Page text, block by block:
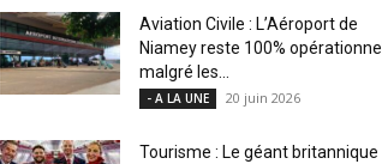
Aviation Civile : L’Aéroport de
Niamey reste 100% opérationnel
malgré les...
- A LA UNE 20 juin 2026
Tourisme : Le géant britannique